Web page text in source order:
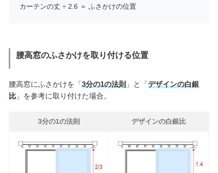
カーテンの丈 ÷ 2.6 ＝ ふさかけの位置
腰高窓のふさかけを取り付ける位置
腰高窓にふさかけを「3分の1の法則」と「デザインの白銀
比」を参考に取り付けた場合。
3分の1の法則 デザインの白銀比